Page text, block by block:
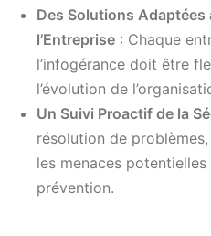
Des Solutions Adaptées
l’Entreprise : Chaque
l’infogérance doit être
l’évolution de
Un Suivi Proactif de la
résolution de
les menaces
prévention.